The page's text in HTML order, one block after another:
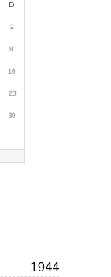
D
2
9
16
23
30
1944